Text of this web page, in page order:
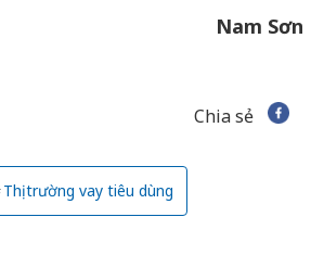
Nam Sơn
Chia sẻ
Thị trường vay tiêu dùng